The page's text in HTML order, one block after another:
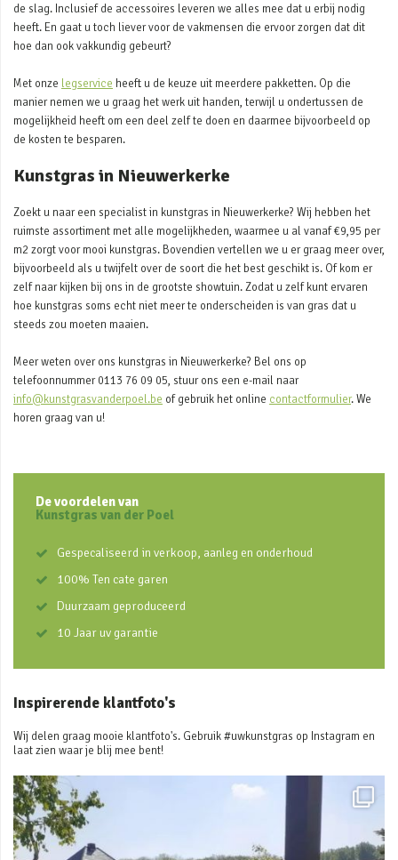
de slag. Inclusief de accessoires leveren we alles mee dat u erbij nodig
heeft. En gaat u toch liever voor de vakmensen die ervoor zorgen dat dit
hoe dan ook vakkundig gebeurt?
Met onze legservice heeft u de keuze uit meerdere pakketten. Op die
manier nemen we u graag het werk uit handen, terwijl u ondertussen de
mogelijkheid heeft om een deel zelf te doen en daarmee bijvoorbeeld op
de kosten te besparen.
Kunstgras in Nieuwerkerke
Zoekt u naar een specialist in kunstgras in Nieuwerkerke? Wij hebben het
ruimste assortiment met alle mogelijkheden, waarmee u al vanaf €9,95 per
m2 zorgt voor mooi kunstgras. Bovendien vertellen we u er graag meer over,
bijvoorbeeld als u twijfelt over de soort die het best geschikt is. Of kom er
zelf naar kijken bij ons in de grootste showtuin. Zodat u zelf kunt ervaren
hoe kunstgras soms echt niet meer te onderscheiden is van gras dat u
steeds zou moeten maaien.
Meer weten over ons kunstgras in Nieuwerkerke? Bel ons op
telefoonnummer 0113 76 09 05, stuur ons een e-mail naar
info@kunstgrasvanderpoel.be of gebruik het online contactformulier. We
horen graag van u!
De voordelen van
Kunstgras van der Poel
Gespecaliseerd in verkoop, aanleg en onderhoud
100% Ten cate garen
Duurzaam geproduceerd
10 Jaar uv garantie
Inspirerende klantfoto's
Wij delen graag mooie klantfoto's. Gebruik #uwkunstgras op Instagram en
laat zien waar je blij mee bent!